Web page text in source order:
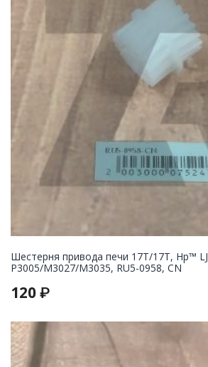
Шестерня привода печи 17T/17T, Hp™ LJ
P3005/M3027/M3035, RU5-0958, CN
120 ₽